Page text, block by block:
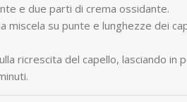
e due parti di crema ossidante.
miscela su punte e lunghezze dei
ricrescita del capello, lasciando